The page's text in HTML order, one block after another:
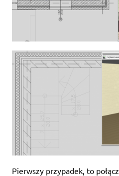
Pierwszy przypadek, to